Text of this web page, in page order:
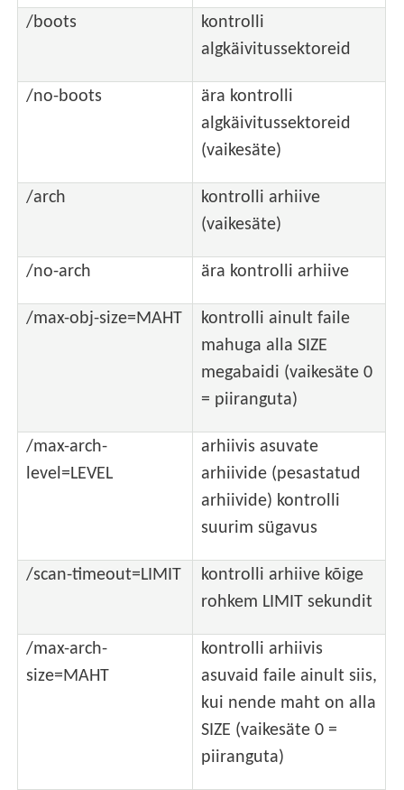
/boots
kontrolli
algkäivitussektoreid
/no-boots
ära kontrolli
algkäivitussektoreid
(vaikesäte)
/arch
kontrolli arhiive
(vaikesäte)
/no-arch ära kontrolli arhiive
/max-obj-size=MAHT
kontrolli ainult faile
mahuga alla SIZE
megabaidi (vaikesäte 0
= piiranguta)
/max-arch-
level=LEVEL
arhiivis asuvate
arhiivide (pesastatud
arhiivide) kontrolli
suurim sügavus
/scan-timeout=LIMIT
kontrolli arhiive kõige
rohkem LIMIT sekundit
/max-arch-
size=MAHT
kontrolli arhiivis
asuvaid faile ainult siis,
kui nende maht on alla
SIZE (vaikesäte 0 =
piiranguta)